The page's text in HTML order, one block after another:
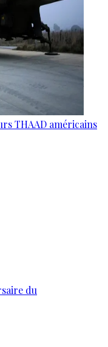
THAAD américains
du